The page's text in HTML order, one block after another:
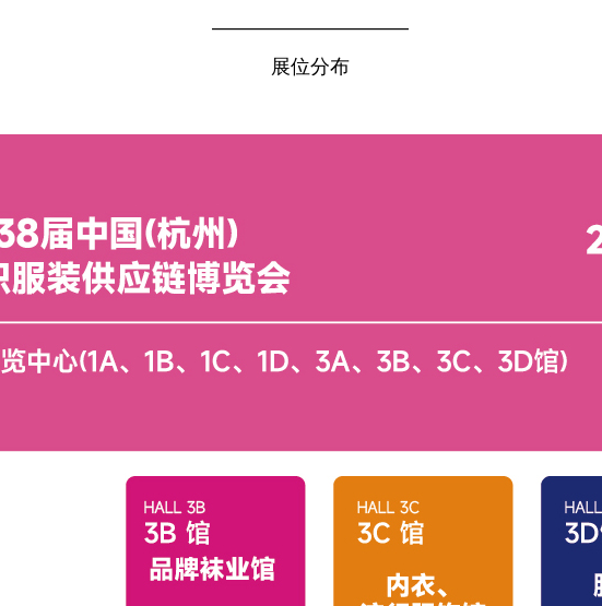
——————————
展位分布